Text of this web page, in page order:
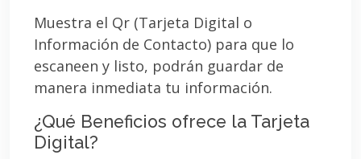
Muestra el Qr (Tarjeta Digital o
Información de Contacto) para que lo
escaneen y listo, podrán guardar de
manera inmediata tu información.
¿Qué Beneficios ofrece la Tarjeta
Digital?